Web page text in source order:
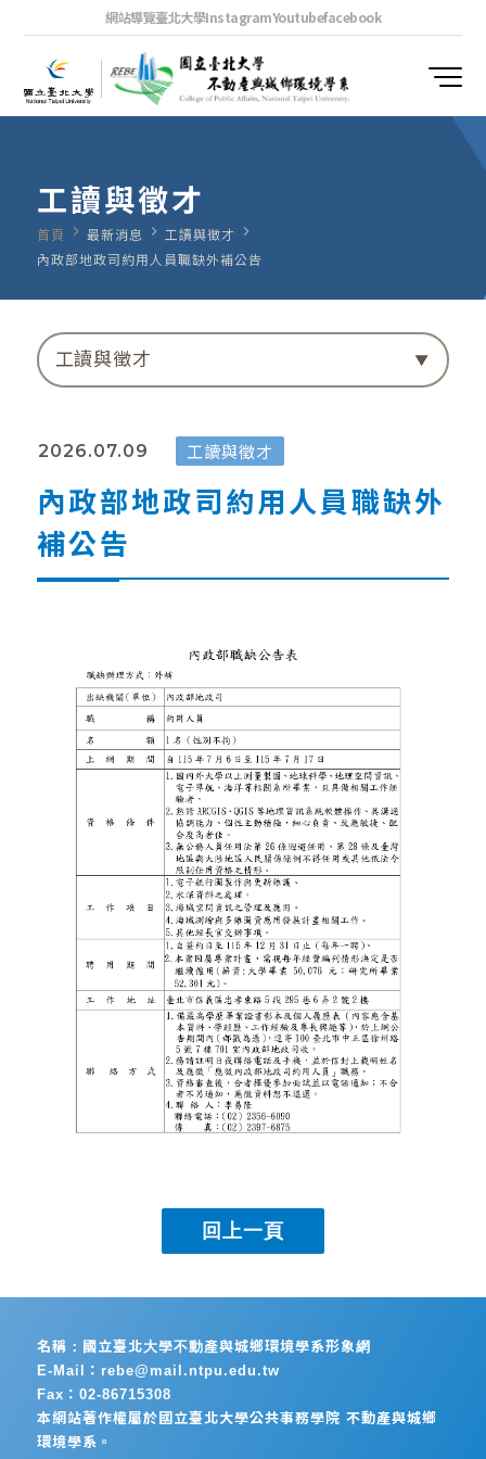
網站導覽臺北大學InstagramYoutubefacebook
工讀與徵才
首頁 navigate_next 最新消息 navigate_next 工讀與徵才 navigate_next
內政部地政司約⽤⼈員職缺外補公告
工讀與徵才
2026.07.09 工讀與徵才
內政部地政司約⽤⼈員職缺外
補公告
名稱：國立臺北大學不動產與城鄉環境學系形象網
E-Mail：rebe@mail.ntpu.edu.tw
Fax：02-86715308
本網站著作權屬於國立臺北大學公共事務學院 不動產與城鄉
環境學系。